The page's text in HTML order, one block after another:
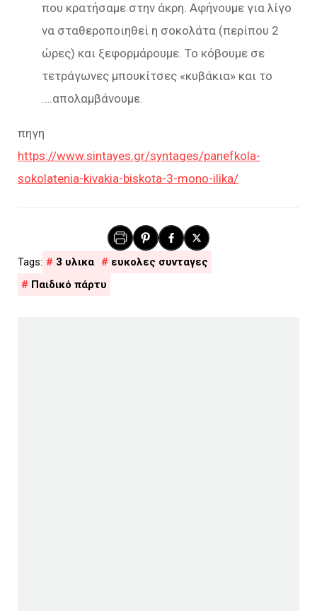
που κρατήσαμε στην άκρη. Αφήνουμε για λίγο
να σταθεροποιηθεί η σοκολάτα (περίπου 2
ώρες) και ξεφορμάρουμε. Το κόβουμε σε
τετράγωνες μπουκίτσες «κυβάκια» και το
….απολαμβάνουμε.
πηγη
https://www.sintayes.gr/syntages/panefkola-
sokolatenia-kivakia-biskota-3-mono-ilika/
3 υλικα
ευκολες συνταγες
Παιδικό πάρτυ